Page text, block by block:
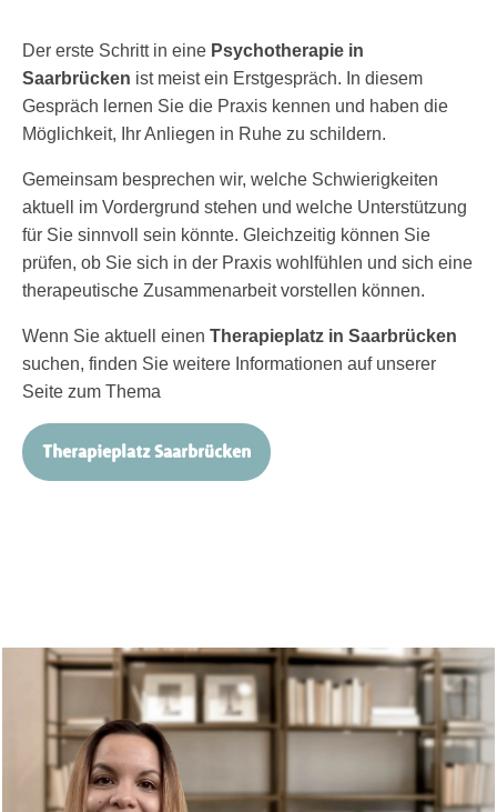
Der erste Schritt in eine Psychotherapie in
Saarbrücken ist meist ein Erstgespräch. In diesem
Gespräch lernen Sie die Praxis kennen und haben die
Möglichkeit, Ihr Anliegen in Ruhe zu schildern.
Gemeinsam besprechen wir, welche Schwierigkeiten
aktuell im Vordergrund stehen und welche Unterstützung
für Sie sinnvoll sein könnte. Gleichzeitig können Sie
prüfen, ob Sie sich in der Praxis wohlfühlen und sich eine
therapeutische Zusammenarbeit vorstellen können.
Wenn Sie aktuell einen Therapieplatz in Saarbrücken
suchen, finden Sie weitere Informationen auf unserer
Seite zum Thema
Therapieplatz Saarbrücken